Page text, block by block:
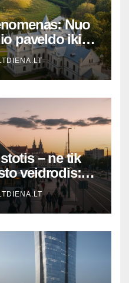
Nuo
paveldo iki
perlų
– ne tik
veidrodis: